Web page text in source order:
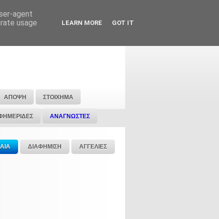
ΑΠΟΨΗ ΣΤΟΙΧΗΜΑ
ΑΝΑΓΝΩΣΤΕΣ
ΔΙΑΦΗΜΙΣΗ ΑΓΓΕΛΙΕΣ
agent
usage
LEARN MORE GOT IT